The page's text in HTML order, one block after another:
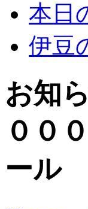
本日
伊豆
お知
００
ール